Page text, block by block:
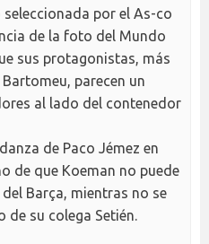
por el As-co
de la foto del Mundo
sus protagonistas, más
parecen un
al lado del contenedor
de Paco Jémez en
de que Koeman no puede
Barça, mientras no se
de su colega Setién.